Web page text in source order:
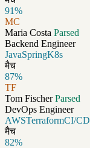
91%
MC
Maria Costa Parsed
Backend Engineer
JavaSpringK8s
मैच
87%
TF
Tom Fischer Parsed
DevOps Engineer
AWSTerraformCI/CD
मैच
82%